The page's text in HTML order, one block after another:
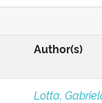
Author(s)
Lotta,